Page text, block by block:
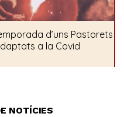
NOTÍCIES